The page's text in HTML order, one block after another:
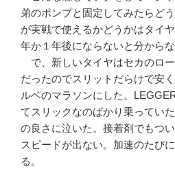
弟のポンプと固定してみたらど
が実戦で使えるかどうかはタイ
年か１年後にならないと分から
で、新しいタイヤはセカのロ
だったのでスリットだらけで安
ルベのマラソンにした。
てスリックなのばかり乗ってい
の良さに泣いた。接着剤でもつ
スピードが出ない。加速のたび
る。